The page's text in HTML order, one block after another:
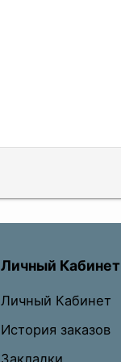
Личный Кабинет
Личный Кабинет
История заказов